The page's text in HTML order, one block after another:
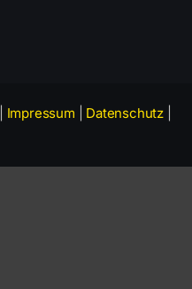
Impressum Datenschutz